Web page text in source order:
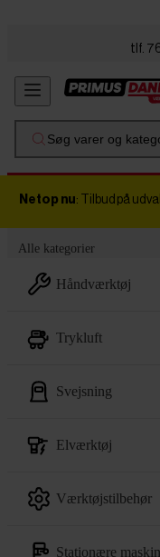
tlf.
Søg varer og
Netop nu: Tilbud på
Alle kategorier
håndværktøj
trykluft
svejsning
elværktøj
værktøjstilbehør
stationære